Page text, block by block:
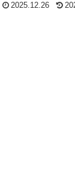
2025.12.26